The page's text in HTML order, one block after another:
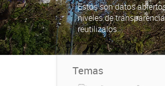
Estos son datos
niveles de
reutilizalos.
Temas